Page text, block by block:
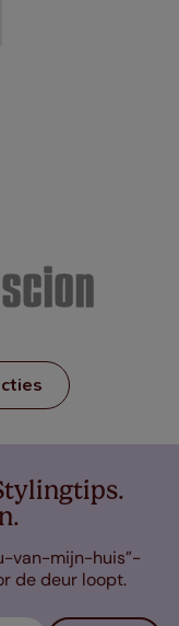
van-mijn-huis”-
de deur loopt.